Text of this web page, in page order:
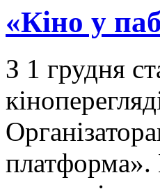
«Кіно у
З 1 грудня
платформа».